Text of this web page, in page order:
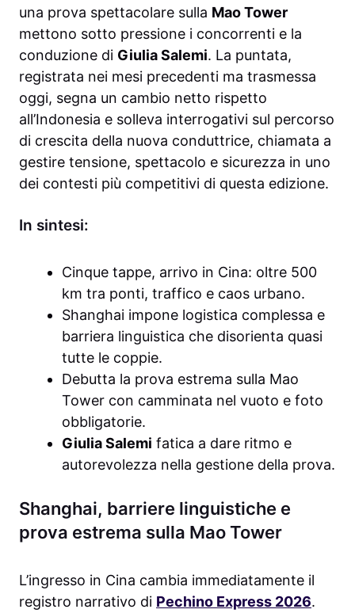
una prova spettacolare sulla Mao Tower
mettono sotto pressione i concorrenti e la
conduzione di Giulia Salemi. La puntata,
registrata nei mesi precedenti ma trasmessa
oggi, segna un cambio netto rispetto
all’Indonesia e solleva interrogativi sul percorso
di crescita della nuova conduttrice, chiamata a
gestire tensione, spettacolo e sicurezza in uno
dei contesti più competitivi di questa edizione.
In sintesi:
Cinque tappe, arrivo in Cina: oltre 500
km tra ponti, traffico e caos urbano.
Shanghai impone logistica complessa e
barriera linguistica che disorienta quasi
tutte le coppie.
Debutta la prova estrema sulla Mao
Tower con camminata nel vuoto e foto
obbligatorie.
Giulia Salemi fatica a dare ritmo e
autorevolezza nella gestione della prova.
Shanghai, barriere linguistiche e
prova estrema sulla Mao Tower
L’ingresso in Cina cambia immediatamente il
registro narrativo di Pechino Express 2026.